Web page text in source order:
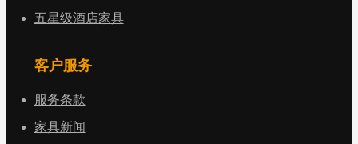
五星级酒店家具
客户服务
服务条款
家具新闻